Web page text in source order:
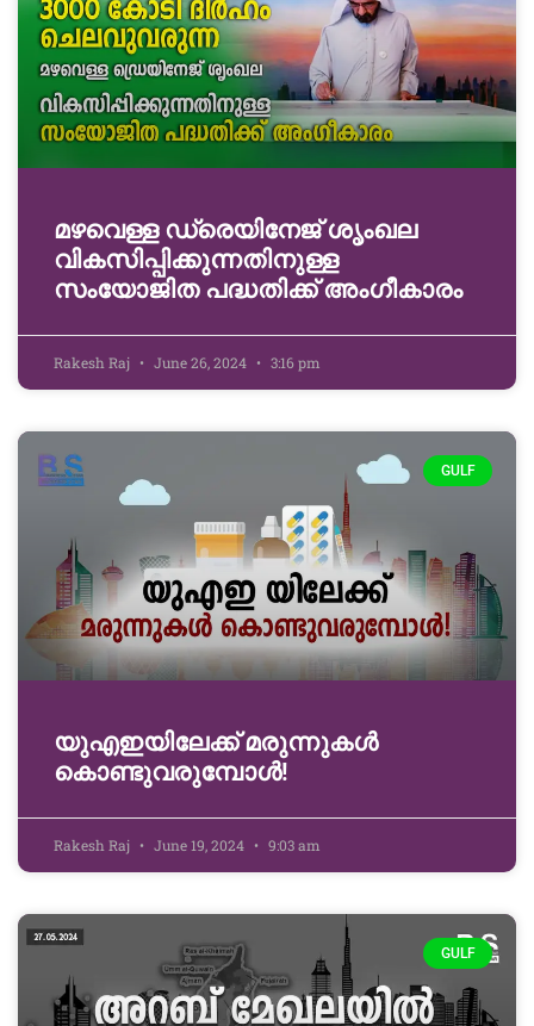
മഴവെള്ള ഡ്രെയിനേജ് ശൃംഖല
വികസിപ്പിക്കുന്നതിനുള്ള
സംയോജിത പദ്ധതിക്ക് അംഗീകാരം
Rakesh Raj June 26, 2024 3:16 pm
GULF
യുഎഇയിലേക്ക് മരുന്നുകൾ
കൊണ്ടുവരുമ്പോൾ!
Rakesh Raj June 19, 2024 9:03 am
GULF